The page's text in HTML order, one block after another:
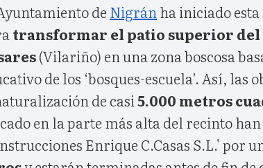
de Nigrán ha iniciado
transformar el patio superior del
(Vilariño) en una zona boscosa
de los ‘bosques-escuela’. Así, las
de casi 5.000 metros
en la parte más alta del recinto
Enrique C.Casas S.L.' por